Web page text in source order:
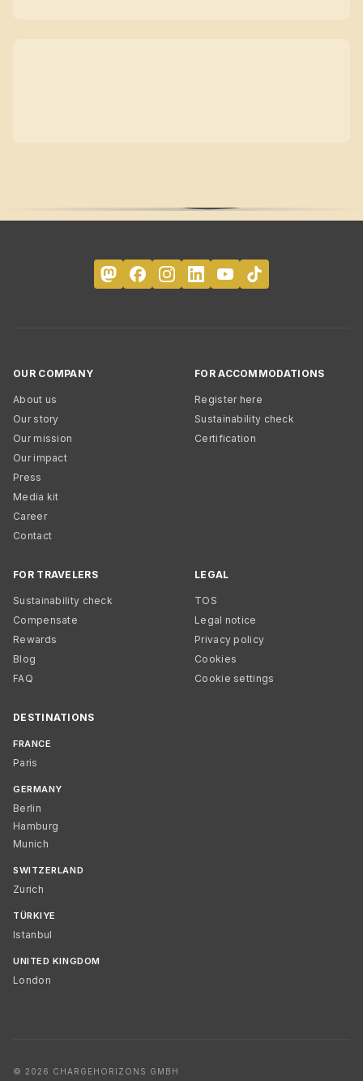
OUR COMPANY
About us
Our story
Our mission
Our impact
Press
Media kit
Career
Contact
FOR ACCOMMODATIONS
Register here
Sustainability check
Certification
FOR TRAVELERS
Sustainability check
Compensate
Rewards
Blog
FAQ
LEGAL
TOS
Legal notice
Privacy policy
Cookies
Cookie settings
DESTINATIONS
FRANCE
Paris
GERMANY
Berlin
Hamburg
Munich
SWITZERLAND
Zurich
TÜRKIYE
Istanbul
UNITED KINGDOM
London
© 2026 CHARGEHORIZONS GMBH